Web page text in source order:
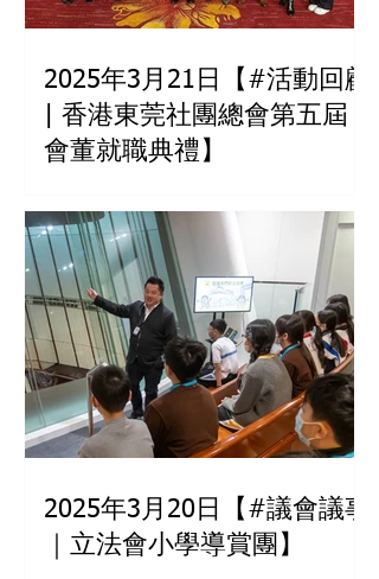
2025年3月21日【#活動回顧
| 香港東莞社團總會第五屆
會董就職典禮】
2025年3月20日【#議會議事
｜立法會小學導賞團】